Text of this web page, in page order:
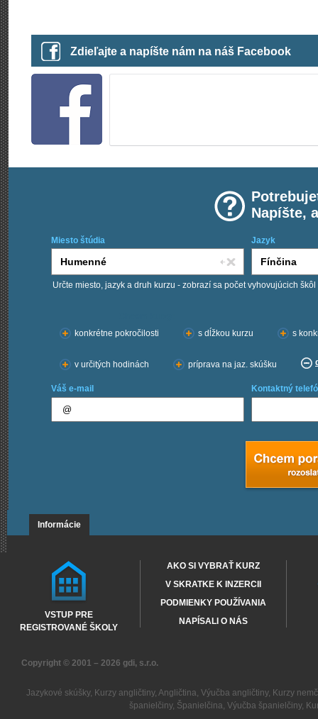
Zdieľajte a napíšte nám na náš Facebook
Napíšte,
Miesto štúdia Jazyk
Určte miesto, jazyk a druh kurzu - zobrazí sa počet vyhovujúcich škôl
konkrétne pokročilosti
s dĺžkou kurzu s
v určitých hodinách príprava na jaz. skúšku
Váš e-mail Kontaktný
Informácie
VSTUP PRE
REGISTROVANÉ ŠKOLY
AKO SI VYBRAŤ KURZ
V SKRATKE K INZERCII
PODMIENKY POUŽÍVANIA
NAPÍSALI O NÁS
Copyright © 2001 – 2026 gdi, s.r.o.
Jazykové skúšky, Kurzy angličtiny, Angličtina, Výučba angličtiny, Kurzy
španielčiny, Španielčina, Výučba španielčiny,